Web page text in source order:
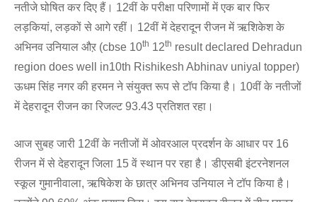
नतीजे घोषित कर दिए हैं। 12वीं के परीक्षा परिणामों में एक बार फिर
लड़कियां, लड़कों से आगे रहीं। 12वीं में देहरादून रीजन में ऋशिकेश के
अभिनव उनियाल औऱ (cbse 10th 12th result declared Dehradun
region does well in10th Rishikesh Abhinav uniyal topper)
ऊधम सिंह नगर की हरमन ने संयुक्त रूप से टॉप किया है। 10वीं के नतीजों
में देहरादून रीजन का रिजल्ट 93.43 प्रतिशत रहा।
आज सुबह जारी 12वीं के नतीजों में ओवरआल प्रदर्शन के आधार पर 16
रीजन में से देहरादून जिला 15 वें स्थान पर रहा है। डीएसबी इंटरनेशनल
स्कूल गुमानीवाला, ऋषिकेश के छात्र अभिनव उनियाल ने टॉप किया है।